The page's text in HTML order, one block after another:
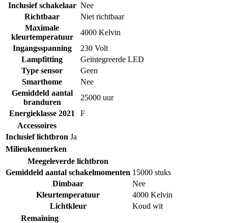
Inclusief schakelaar Nee
Richtbaar
Niet richtbaar
Maximale
kleurtemperatuur
4000 Kelvin
Ingangsspanning
230 Volt
Lampfitting
Geïntegreerde LED
Type sensor
Geen
Smarthome
Nee
Gemiddeld aantal
branduren
25000 uur
Energieklasse 2021
F
Accessoires
Inclusief lichtbron Ja
Milieukenmerken
Meegeleverde lichtbron
Gemiddeld aantal schakelmomenten 15000 stuks
Dimbaar
Nee
Kleurtemperatuur
4000 Kelvin
Lichtkleur
Koud wit
Remaining